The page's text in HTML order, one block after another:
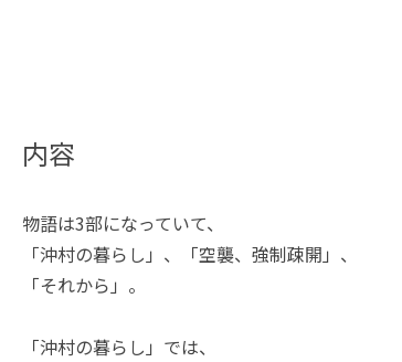
内容
物語は3部になっていて、
「沖村の暮らし」、「空襲、強制疎開」、
「それから」。
「沖村の暮らし」では、